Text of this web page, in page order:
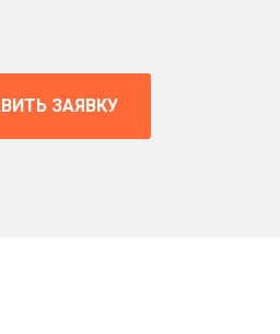
ЗАЯВКУ